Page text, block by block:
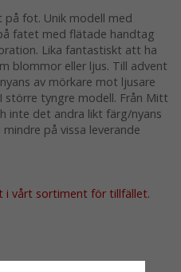
fot. Unik modell med
fatet med flätade handtag
Lika fantastiskt att ha
blommor eller ljus. Till advent
av mörkare mot ljusare
större tyngre modell. Från Mitt
inte det andra likt färg/nyans
på vissa leverande
i vårt sortiment för tillfället.